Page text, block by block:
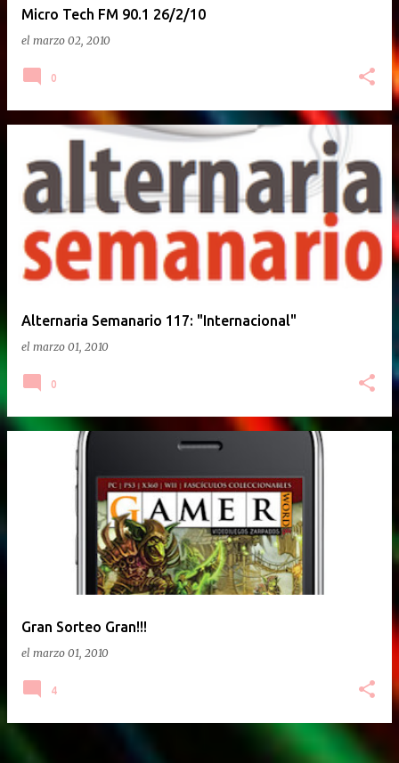
Micro Tech FM 90.1 26/2/10
el marzo 02, 2010
0
Alternaria Semanario 117: "Internacional"
el marzo 01, 2010
0
Gran Sorteo Gran!!!
el marzo 01, 2010
4